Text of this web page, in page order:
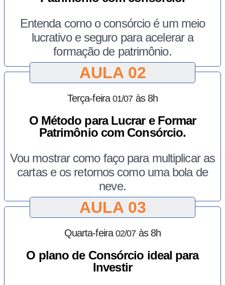
Entenda como o consórcio é um meio
lucrativo e seguro para acelerar a
formação de patrimônio.
AULA 02
Terça-feira01/07 às 8h
O Método para Lucrar e Formar
Patrimônio com Consórcio.
Vou mostrar como faço para multiplicar as
cartas e os retornos como uma bola de
neve.
AULA 03
Quarta-feira02/07 às 8h
O plano de Consórcio ideal para
Investir